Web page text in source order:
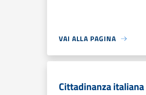
VAI ALLA PAGINA
Cittadinanza